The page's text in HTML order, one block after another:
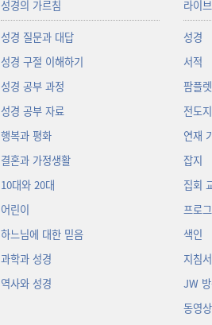
성경의 가르침
성경 질문과 대답
성경 구절 이해하기
성경 공부 과정
성경 공부 자료
행복과 평화
결혼과 가정생활
10대와 20대
어린이
하느님에 대한 믿음
과학과 성경
역사와 성경
라이
성경
서적
팜플
전도
연재
잡지
집회
프로
색인
지침서
JW
동영상